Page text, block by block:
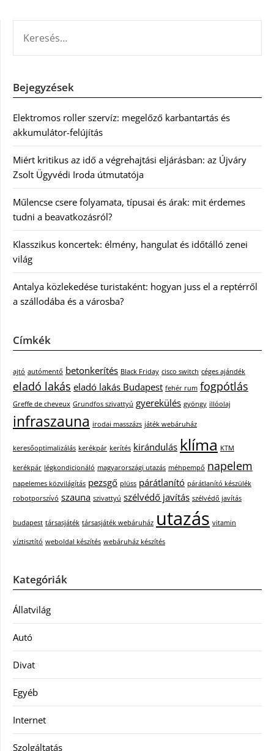
Bejegyzések
Elektromos roller szervíz: megelőző karbantartás és
akkumulátor-felújítás
Miért kritikus az idő a végrehajtási eljárásban: az Újváry
Zsolt Ügyvédi Iroda útmutatója
Műlencse csere folyamata, típusai és árak: mit érdemes
tudni a beavatkozásról?
Klasszikus koncertek: élmény, hangulat és időtálló zenei
világ
Antalya közlekedése turistaként: hogyan juss el a reptérről
a szállodába és a városba?
Címkék
ajtó autómentő betonkerítés Black Friday cisco switch céges ajándék
eladó lakás eladó lakás Budapest fehér rum fogpótlás
Greffe de cheveux Grundfos szivattyú gyerekülés gyöngy illóolaj
infraszauna irodai masszázs játék webáruház
keresőoptimalizálás kerékpár kerítés kirándulás klíma KTM
kerékpár légkondicionáló magyarországi utazás méhpempő napelem
napelemes közvilágítás pezsgő plüss párátlanító párátlanító készülék
robotporszívó szauna szivattyú szélvédő javítás szélvédő javítás
budapest társasjáték társasjáték webáruház utazás vitamin
víztisztító weboldal készítés webáruház készítés
Kategóriák
Állatvilág
Autó
Divat
Egyéb
Internet
Szolgáltatás